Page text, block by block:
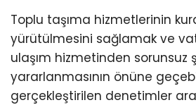
Toplu taşıma hizmetlerinin
yürütülmesini sağlamak ve
ulaşım hizmetinden sorunsuz
yararlanmasının önüne
gerçekleştirilen denetimler